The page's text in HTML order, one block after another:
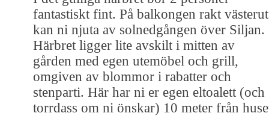
fantastiskt fint. På balkongen rakt västerut
kan ni njuta av solnedgången över Siljan.
Härbret ligger lite avskilt i mitten av
gården med egen utemöbel och grill,
omgiven av blommor i rabatter och
stenparti. Här har ni er egen eltoalett (och
torrdass om ni önskar) 10 meter från